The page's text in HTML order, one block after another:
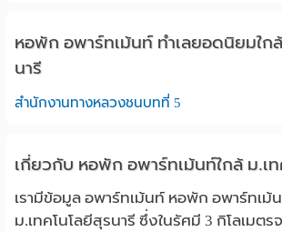
หอพัก อพาร์ทเม้นท์ ทำเลยอดนิยมใก
นารี
สำนักงานทางหลวงชนบทที่ 5
เกี่ยวกับ หอพัก อพาร์ทเม้นท์ใกล้ ม.เท
เรามีข้อมูล อพาร์ทเม้นท์ หอพัก อพาร์ทเม้
ม.เทคโนโลยีสุรนารี ซึ่งในรัศมี 3 กิโลเมตร